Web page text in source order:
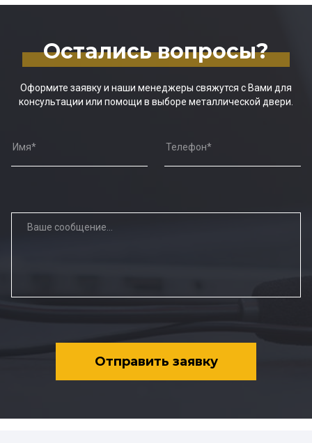
Остались вопросы?
Оформите заявку и наши менеджеры свяжутся с Вами для
консультации или помощи в выборе металлической двери.
Отправить заявку